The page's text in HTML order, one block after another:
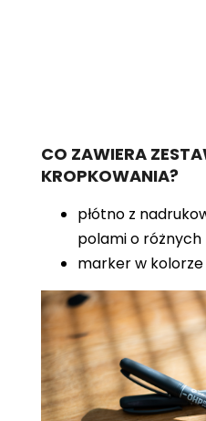
CO ZAWIERA
KROPKOWANIA?
płótno z
polami o
marker w kolorze